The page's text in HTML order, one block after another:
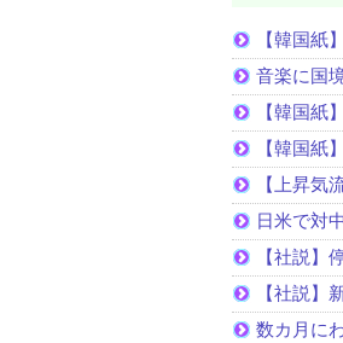
【韓国紙
音楽に国
【韓国
【韓国紙
【上昇気
日米で対
【社説
【社説
数カ月に